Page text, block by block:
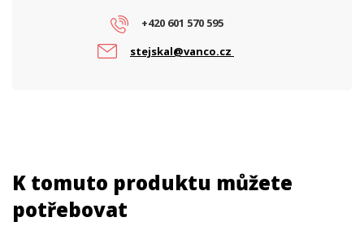
+420 601 570 595
stejskal@vanco.cz
K tomuto produktu můžete
potřebovat